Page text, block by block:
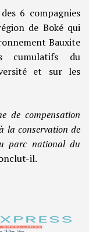
6 compagnies
de Boké qui
Bauxite
cumulatifs du
et sur les
de compensation
la conservation de
parc national du
il.